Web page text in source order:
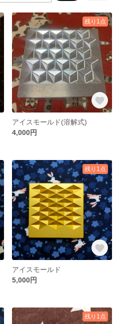
残り1点
アイスモールド(溶解式)
4,000円
残り1点
アイスモールド
5,000円
残り1点